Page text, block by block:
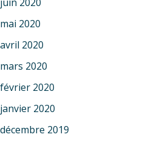
mai 2020
avril 2020
mars 2020
février 2020
janvier 2020
décembre 2019